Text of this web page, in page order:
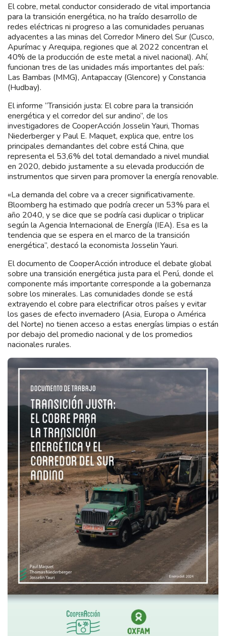
El cobre, metal conductor considerado de vital importancia
para la transición energética, no ha traído desarrollo de
redes eléctricas ni progreso a las comunidades peruanas
adyacentes a las minas del Corredor Minero del Sur (Cusco,
Apurímac y Arequipa, regiones que al 2022 concentran el
40% de la producción de este metal a nivel nacional). Ahí,
funcionan tres de las unidades más importantes del país:
Las Bambas (MMG), Antapaccay (Glencore) y Constancia
(Hudbay).
El informe “Transición justa: El cobre para la transición
energética y el corredor del sur andino”, de los
investigadores de CooperAcción Josselin Yauri, Thomas
Niederberger y Paul E. Maquet, explica que, entre los
principales demandantes del cobre está China, que
representa el 53,6% del total demandado a nivel mundial
en 2020, debido justamente a su elevada producción de
instrumentos que sirven para promover la energía renovable.
«La demanda del cobre va a crecer significativamente.
Bloomberg ha estimado que podría crecer un 53% para el
año 2040, y se dice que se podría casi duplicar o triplicar
según la Agencia Internacional de Energía (IEA). Esa es la
tendencia que se espera en el marco de la transición
energética”, destacó la economista Josselin Yauri.
El documento de CooperAcción introduce el debate global
sobre una transición energética justa para el Perú, donde el
componente más importante corresponde a la gobernanza
sobre los minerales. Las comunidades donde se está
extrayendo el cobre para electrificar otros países y evitar
los gases de efecto invernadero (Asia, Europa o América
del Norte) no tienen acceso a estas energías limpias o están
por debajo del promedio nacional y de los promedios
nacionales rurales.